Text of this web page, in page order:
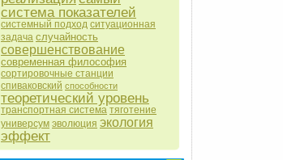
система показателей
системный подход ситуационная
задача случайность
совершенствование
современная философия
сортировочные станции
спиваковский способности
теоретический уровень
транспортная система тяготение
универсум эволюция экология
эффект